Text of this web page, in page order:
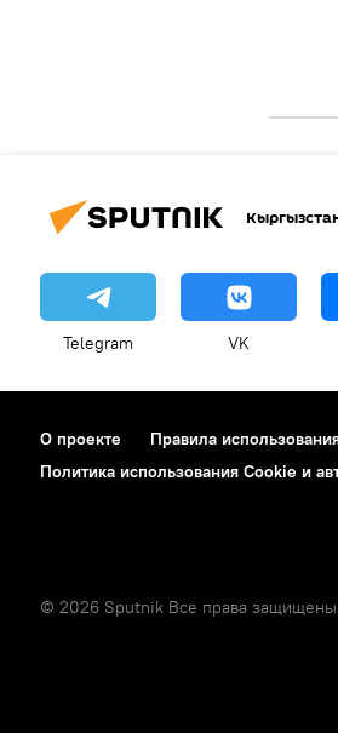
Telegram VK
О проекте Правила
Политика использования Cookie и
© 2026 Sputnik Все права